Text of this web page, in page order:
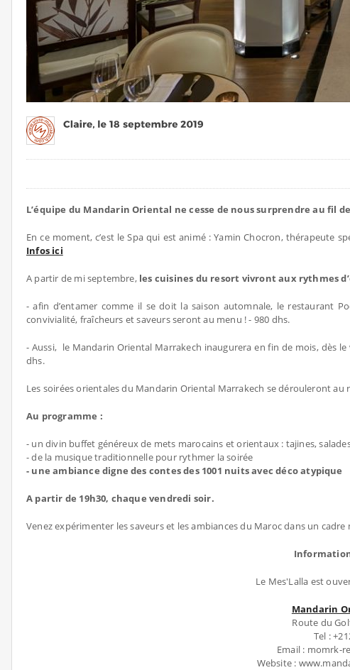
L’équipe du Mandarin Oriental ne cesse de nous surprendre au fil
En ce moment, c’est le Spa qui est animé : Yamin Chocron, thérapeute
Infos ici
A partir de mi septembre,les cuisines du resort vivront aux rythmes
- afin d’entamer comme il se doit la saison automnale, le restaurant
convivialité, fraîcheurs et saveurs seront au menu ! - 980 dhs.
- Aussi, le Mandarin Oriental Marrakech inaugurera en fin de mois, dès
dhs.
Les soirées orientales du Mandarin Oriental Marrakech se dérouleront
Au programme :
- un divin buffet généreux de mets marocains et orientaux : tajines,
- de la musique traditionnelle pour rythmer la soirée
- une ambiance digne des contes des 1001 nuits avec déco atypique
A partir de 19h30, chaque vendredi soir.
Venez expérimenter les saveurs et les ambiances du Maroc dans un
Le Mes'Lalla est
Mandarin
Route du
Tel :
Email : momrk-
Website :